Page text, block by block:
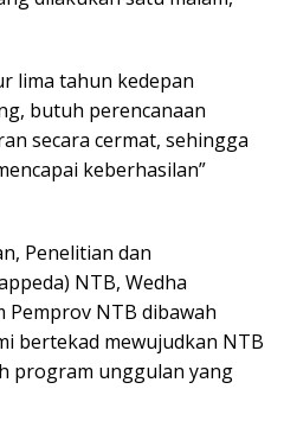
lima tahun kedepan
butuh perencanaan
secara cermat, sehingga
keberhasilan”
Penelitian dan
NTB, Wedha
Pemprov NTB dibawah
bertekad mewujudkan NTB
program unggulan yang